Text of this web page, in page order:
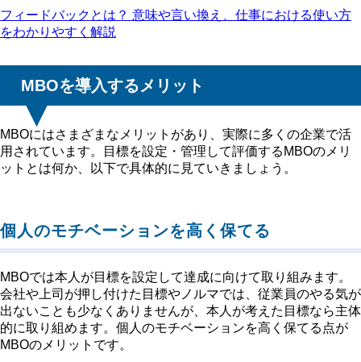
フィードバックとは？ 意味や言い換え、仕事における使い方
をわかりやすく解説
MBOを導入するメリット
MBOにはさまざまなメリットがあり、実際に多くの企業で活
用されています。目標を設定・管理して評価するMBOのメリ
ットとは何か、以下で具体的に見ていきましょう。
個人のモチベーションを高く保てる
MBOでは本人が目標を設定して達成に向けて取り組みます。
会社や上司が押し付けた目標やノルマでは、従業員のやる気が
出ないことも少なくありませんが、本人が考えた目標なら主体
的に取り組めます。個人のモチベーションを高く保てる点が
MBOのメリットです。